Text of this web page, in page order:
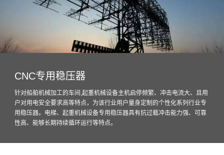
CNC专用稳压器
针对船舶机械加工的车间,起重机械设备主机启停频繁、冲击电流大、且用
户对用电安全要求高等特点，为该行业用户量身定制的个性化系列行业专
用稳压器。电梯、起重机械设备专用稳压器具有抗过载冲击能力强、可靠
性高、能够长期持续循环运行等特点。